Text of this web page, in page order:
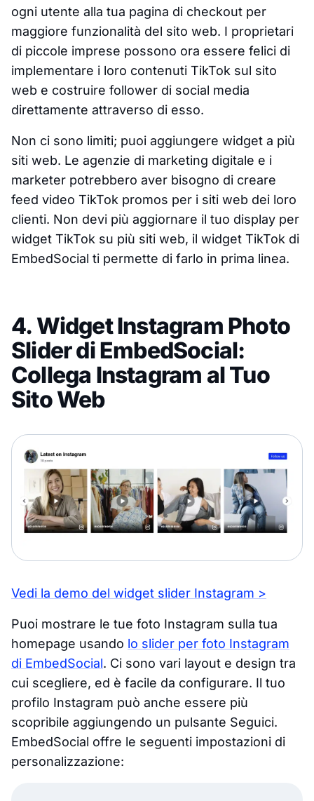
ogni utente alla tua pagina di checkout per
maggiore funzionalità del sito web. I proprietari
di piccole imprese possono ora essere felici di
implementare i loro contenuti TikTok sul sito
web e costruire follower di social media
direttamente attraverso di esso.
Non ci sono limiti; puoi aggiungere widget a più
siti web. Le agenzie di marketing digitale e i
marketer potrebbero aver bisogno di creare
feed video TikTok promos per i siti web dei loro
clienti. Non devi più aggiornare il tuo display per
widget TikTok su più siti web, il widget TikTok di
EmbedSocial ti permette di farlo in prima linea.
4. Widget Instagram Photo
Slider di EmbedSocial:
Collega Instagram al Tuo
Sito Web
Vedi la demo del widget slider Instagram >
Puoi mostrare le tue foto Instagram sulla tua
homepage usando lo slider per foto Instagram
di EmbedSocial. Ci sono vari layout e design tra
cui scegliere, ed è facile da configurare. Il tuo
profilo Instagram può anche essere più
scopribile aggiungendo un pulsante Seguici.
EmbedSocial offre le seguenti impostazioni di
personalizzazione: